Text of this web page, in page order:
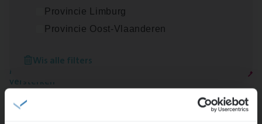
Provincie Limburg
Provincie Oost-Vlaanderen
Wis alle filters
Meer dan collega’s: hoe Julie en Aurélie elkaar
versterken
Mathias houdt van diepgaande dossiers én droge
humor